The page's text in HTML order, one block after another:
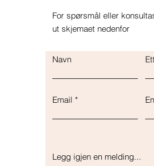
For spørsmål eller
ut skjemaet nedenfor
Navn
Email
Legg igjen en melding...